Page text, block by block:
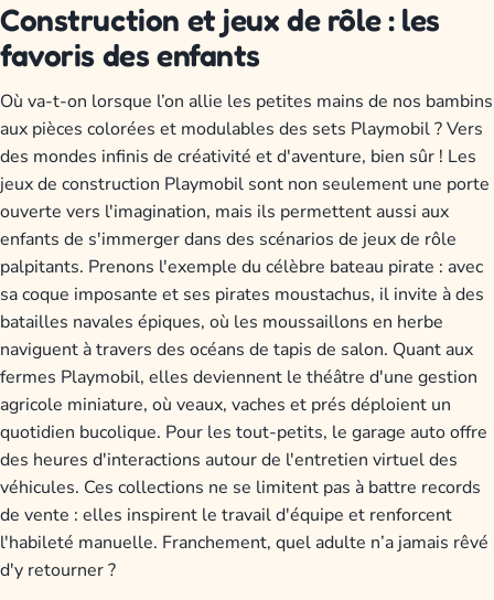
Construction et jeux de rôle : les
favoris des enfants
Où va-t-on lorsque l’on allie les petites mains de nos bambins
aux pièces colorées et modulables des sets Playmobil ? Vers
des mondes infinis de créativité et d'aventure, bien sûr ! Les
jeux de construction Playmobil sont non seulement une porte
ouverte vers l'imagination, mais ils permettent aussi aux
enfants de s'immerger dans des scénarios de jeux de rôle
palpitants. Prenons l'exemple du célèbre bateau pirate : avec
sa coque imposante et ses pirates moustachus, il invite à des
batailles navales épiques, où les moussaillons en herbe
naviguent à travers des océans de tapis de salon. Quant aux
fermes Playmobil, elles deviennent le théâtre d'une gestion
agricole miniature, où veaux, vaches et prés déploient un
quotidien bucolique. Pour les tout-petits, le garage auto offre
des heures d'interactions autour de l'entretien virtuel des
véhicules. Ces collections ne se limitent pas à battre records
de vente : elles inspirent le travail d'équipe et renforcent
l'habileté manuelle. Franchement, quel adulte n’a jamais rêvé
d'y retourner ?